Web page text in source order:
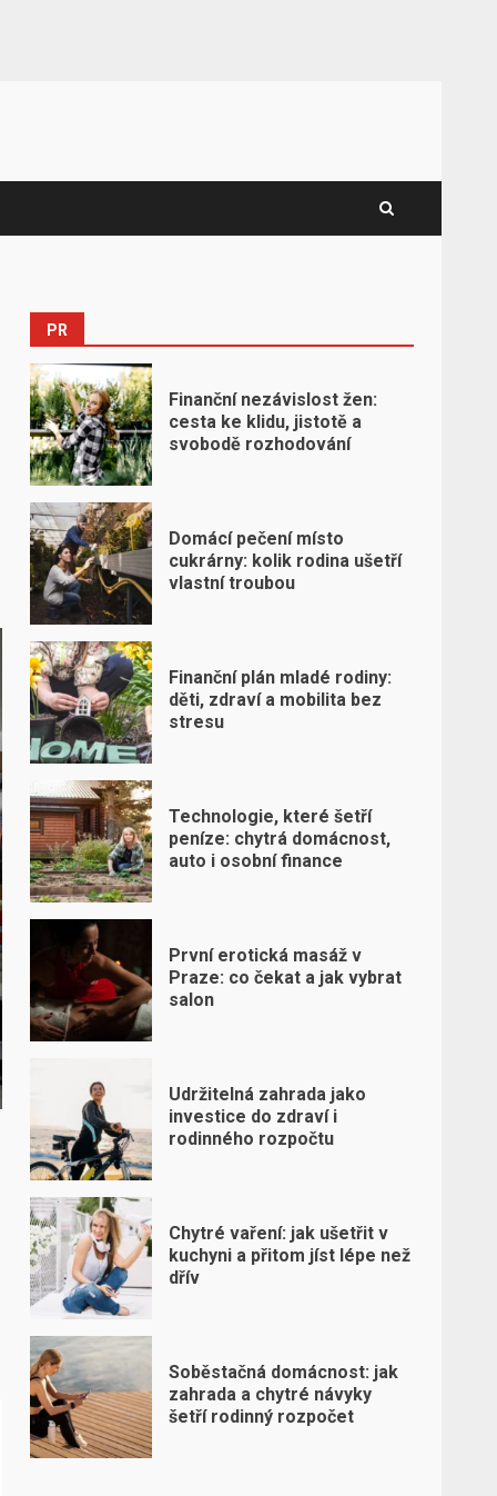
PR
Finanční nezávislost žen:
cesta ke klidu, jistotě a
svobodě rozhodování
Domácí pečení místo
cukrárny: kolik rodina ušetří
vlastní troubou
Finanční plán mladé rodiny:
děti, zdraví a mobilita bez
stresu
Technologie, které šetří
peníze: chytrá domácnost,
auto i osobní finance
První erotická masáž v
Praze: co čekat a jak vybrat
salon
Udržitelná zahrada jako
investice do zdraví i
rodinného rozpočtu
Chytré vaření: jak ušetřit v
kuchyni a přitom jíst lépe než
dřív
Soběstačná domácnost: jak
zahrada a chytré návyky
šetří rodinný rozpočet